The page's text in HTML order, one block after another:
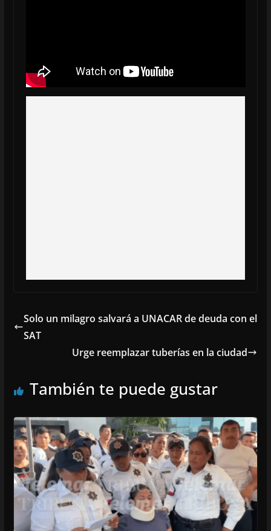
Solo un milagro salvará a UNACAR de deuda con el
SAT
Urge reemplazar tuberías en la ciudad
También te puede gustar